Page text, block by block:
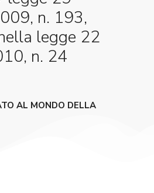
n. 193,
legge 22
n. 24
AL MONDO DELLA